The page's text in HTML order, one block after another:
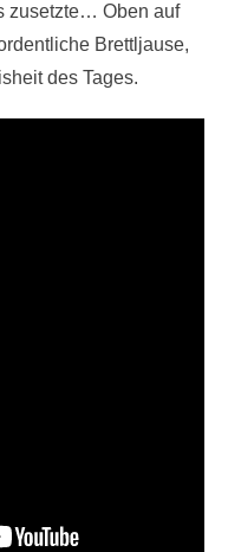
zusetzte… Oben auf
Brettljause,
des Tages.